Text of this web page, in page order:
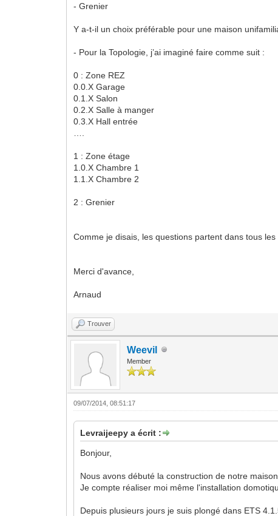
- Grenier
Y a-t-il un choix préférable pour une maison
- Pour la Topologie, j’ai imaginé faire comme suit :
0 : Zone REZ
0.0.X Garage
0.1.X Salon
0.2.X Salle à manger
0.3.X Hall entrée
1 : Zone étage
1.0.X Chambre 1
1.1.X Chambre 2
2 : Grenier
Comme je disais, les questions partent dans tous
Merci d'avance,
Arnaud
Trouver
Weevil
Member
09/07/2014, 08:51:17
Levraijeepy a écrit :
Bonjour,
Nous avons débuté la construction de notre
Je compte réaliser moi même l'installation
Depuis plusieurs jours je suis plongé dans ETS